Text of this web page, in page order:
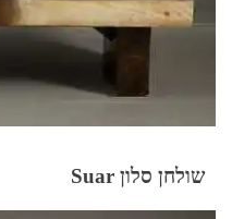
שולחן סלון Suar